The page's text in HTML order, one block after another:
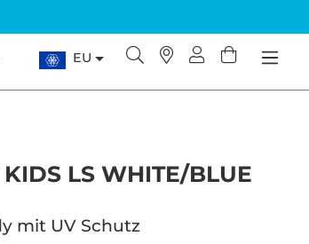
EU
KIDS LS WHITE/BLUE
mit UV Schutz